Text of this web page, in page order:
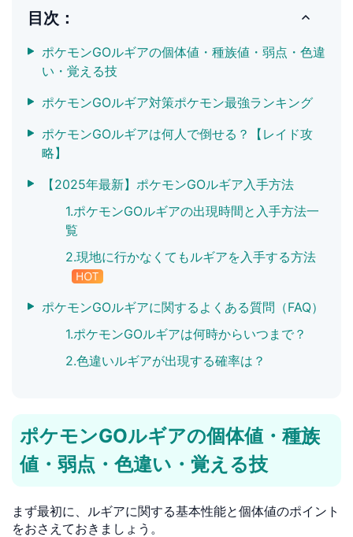
目次：
ポケモンGOルギアの個体値・種族値・弱点・色違
い・覚える技
ポケモンGOルギア対策ポケモン最強ランキング
ポケモンGOルギアは何人で倒せる？【レイド攻
略】
【2025年最新】ポケモンGOルギア入手方法
1.ポケモンGOルギアの出現時間と入手方法一
覧
2.現地に行かなくてもルギアを入手する方法
ポケモンGOルギアに関するよくある質問（FAQ）
1.ポケモンGOルギアは何時からいつまで？
2.色違いルギアが出現する確率は？
ポケモンGOルギアの個体値・種族
値・弱点・色違い・覚える技
まず最初に、ルギアに関する基本性能と個体値のポイント
をおさえておきましょう。